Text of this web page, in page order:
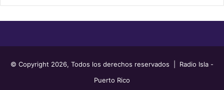
© Copyright 2026, Todos los derechos reservados | Radio Isla -
Puerto Rico